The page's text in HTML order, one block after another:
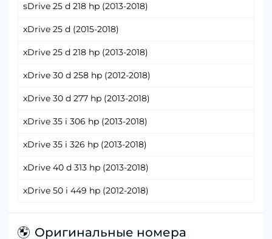
sDrive 25 d 218 hp (2013-2018)
xDrive 25 d (2015-2018)
xDrive 25 d 218 hp (2013-2018)
xDrive 30 d 258 hp (2012-2018)
xDrive 30 d 277 hp (2013-2018)
xDrive 35 i 306 hp (2013-2018)
xDrive 35 i 326 hp (2013-2018)
xDrive 40 d 313 hp (2013-2018)
xDrive 50 i 449 hp (2012-2018)
Оригинальные номера